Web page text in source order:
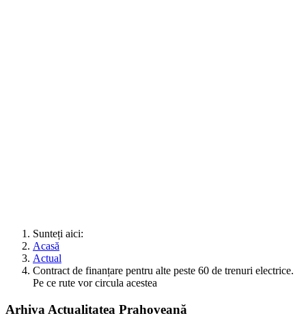
Sunteți aici:
Acasă
Actual
Contract de finanțare pentru alte peste 60 de trenuri electrice.
Pe ce rute vor circula acestea
Arhiva Actualitatea Prahoveană